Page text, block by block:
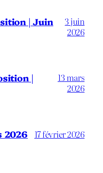
| Juin
3 juin
2026
|
13 mars
2026
2026 17 février 2026